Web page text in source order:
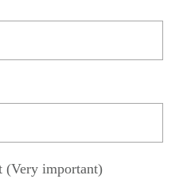
(Very important)